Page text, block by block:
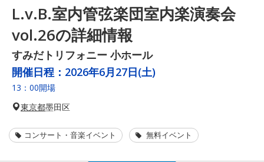
L.v.B.室内管弦楽団室内楽演奏会
vol.26の詳細情報
すみだトリフォニー 小ホール
開催日程： 2026年6月27日(土)
13：00開場
東京都墨田区
コンサート・音楽イベント 無料イベント